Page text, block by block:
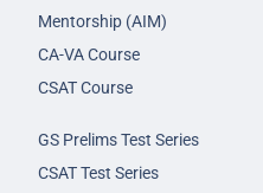
Mentorship (AIM)
CA-VA Course
CSAT Course
GS Prelims Test Series
CSAT Test Series